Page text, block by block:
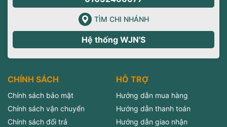
TÌM CHI NHÁNH
Hệ thống WJN'S
CHÍNH SÁCH
Chính sách bảo mật
Chính sách vận chuyển
Chính sách đổi trả
HỖ TRỢ
Hướng dẫn mua hàng
Hướng dẫn thanh toán
Hướng dẫn giao nhận